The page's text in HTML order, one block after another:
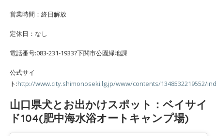
営業時間：終日解放
定休日：なし
電話番号:083-231-1933?下関市公園緑地課
公式サイ
ト:http://www.city.shimonoseki.lg.jp/www/contents/1348532219552/
山口県犬とお出かけスポット：ベイサイ
ド104(肥中海水浴オートキャンプ場)